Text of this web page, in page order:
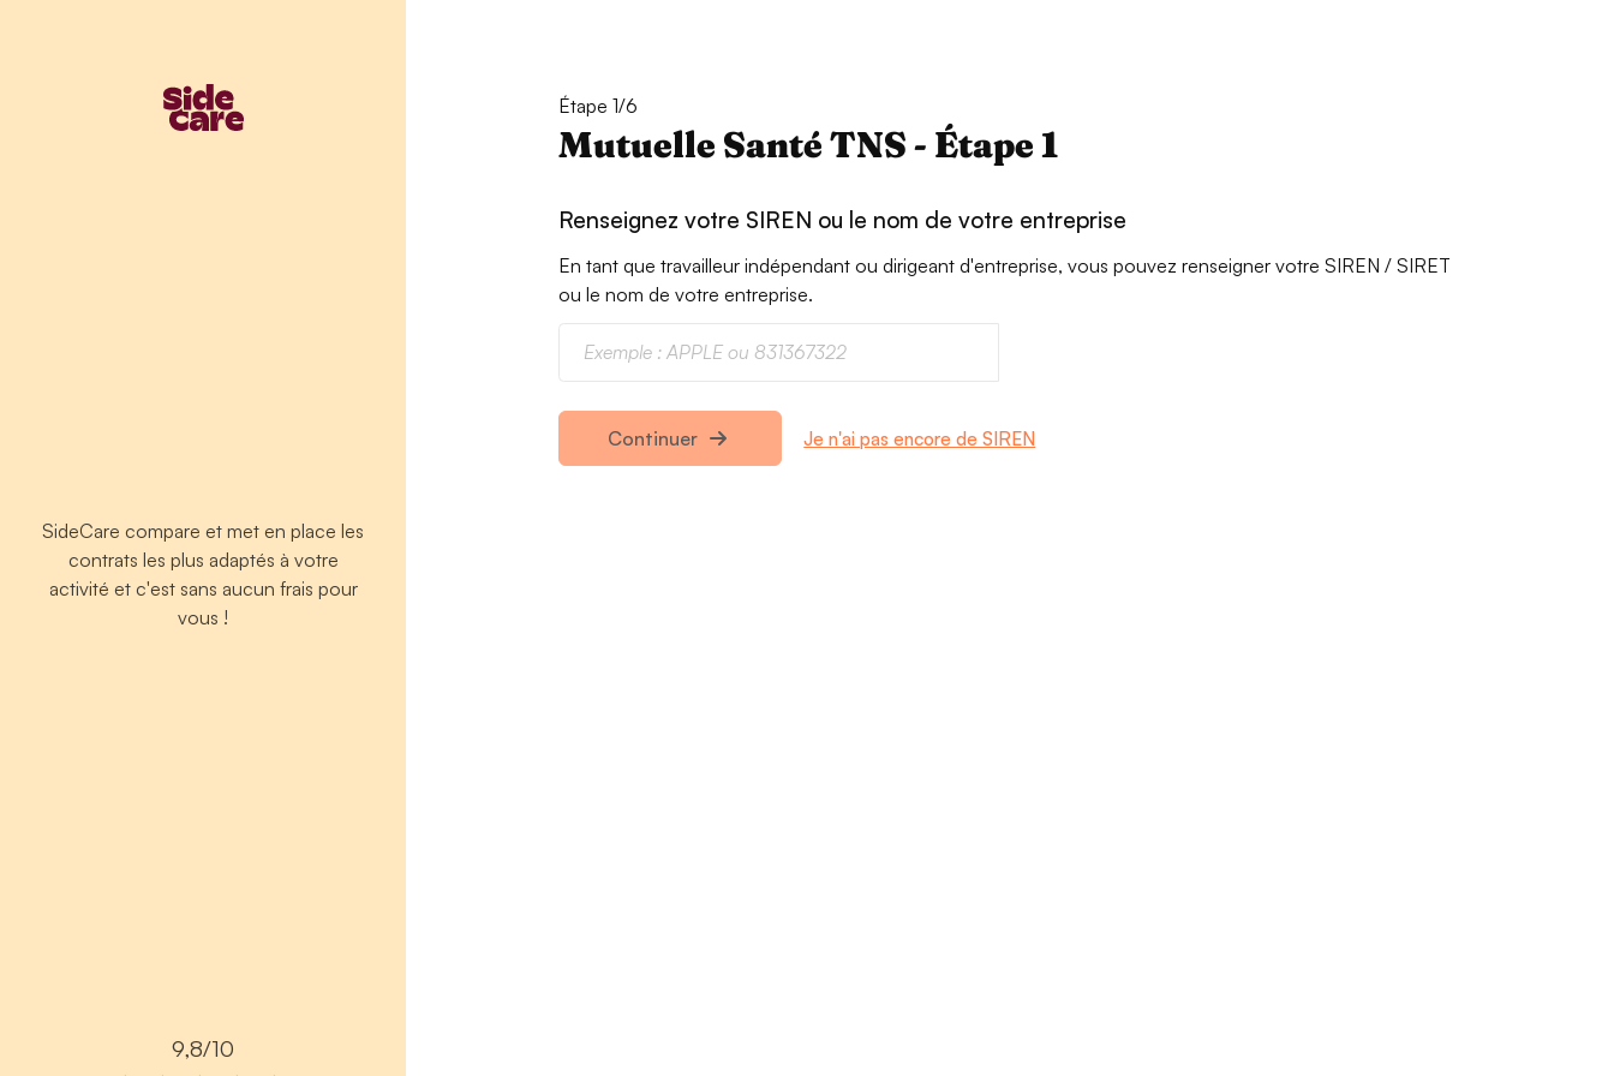
SideCare compare et met en place les
contrats les plus adaptés à votre
activité et c'est sans aucun frais pour
vous !
9,8/10
Étape 1/6
Mutuelle Santé TNS - Étape 1
Renseignez votre SIREN ou le nom de votre entreprise
En tant que travailleur indépendant ou dirigeant d'entreprise, vous pouvez renseigner votre SIREN / SIRET
ou le nom de votre entreprise.
Continuer Je n'ai pas encore de SIREN